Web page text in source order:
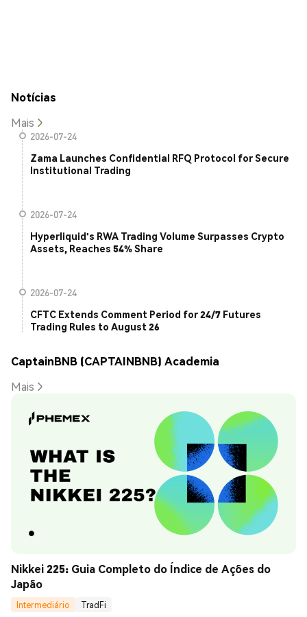
Notícias
Mais
2026-07-24
Zama Launches Confidential RFQ Protocol for Secure
Institutional Trading
2026-07-24
Hyperliquid's RWA Trading Volume Surpasses Crypto
Assets, Reaches 54% Share
2026-07-24
CFTC Extends Comment Period for 24/7 Futures
Trading Rules to August 26
CaptainBNB (CAPTAINBNB) Academia
Mais
Nikkei 225: Guia Completo do Índice de Ações do
Japão
Intermediário
TradFi